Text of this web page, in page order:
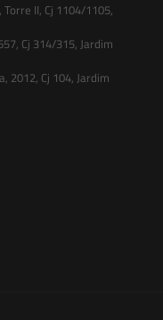
II, Cj 1104/1105,
Cj 314/315, Jardim
2012, Cj 104, Jardim